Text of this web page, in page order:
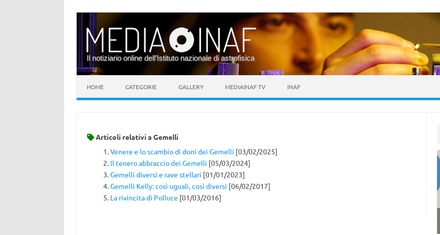
Il notiziario online dell’Istituto nazionale di astrofisica
HOME CATEGORIE GALLERY MEDIAINAF TV INAF
Articoli relativi a Gemelli
Venere e lo scambio di doni dei Gemelli [03/02/2025]
Il tenero abbraccio dei Gemelli [05/03/2024]
Gemelli diversi e rave stellari [01/01/2023]
Gemelli Kelly: così uguali, così diversi [06/02/2017]
La rivincita di Polluce [01/03/2016]